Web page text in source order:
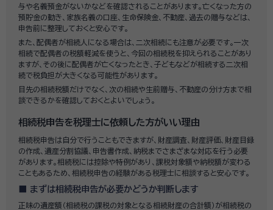
与や名義預金がないかなどを確認されることがあります。亡くなった方の
預貯金の動き、家族名義の口座、生命保険金、不動産、過去の贈与などは、
申告前に整理しておくと安心です。
また、配偶者が相続人になる場合は、二次相続にも注意が必要です。一次
相続で配偶者の税額軽減を使うと、今回の相続税を抑えられることがあり
ますが、その後に配偶者が亡くなったとき、子どもなどが相続する二次相
続で税負担が大きくなる可能性があります。
目先の相続税額だけでなく、次の相続や生前贈与、不動産の分け方まで相
談できるかを確認しておくとよいでしょう。
相続税申告を税理士に依頼した方がいい理由
相続税申告は自分で行うこともできますが、財産調査、財産評価、財産目録
の作成、遺産分割協議、申告書作成、納税までさまざまな対応を行う必要
があります。相続税には控除や特例があり、課税対象額や納税額が変わる
こともあるため、相続税申告の経験がある税理士に相談すると安心です。
まずは相続税申告が必要かどうか判断します
正味の遺産額（相続税の課税の対象となる相続財産の合計額）が相続税の